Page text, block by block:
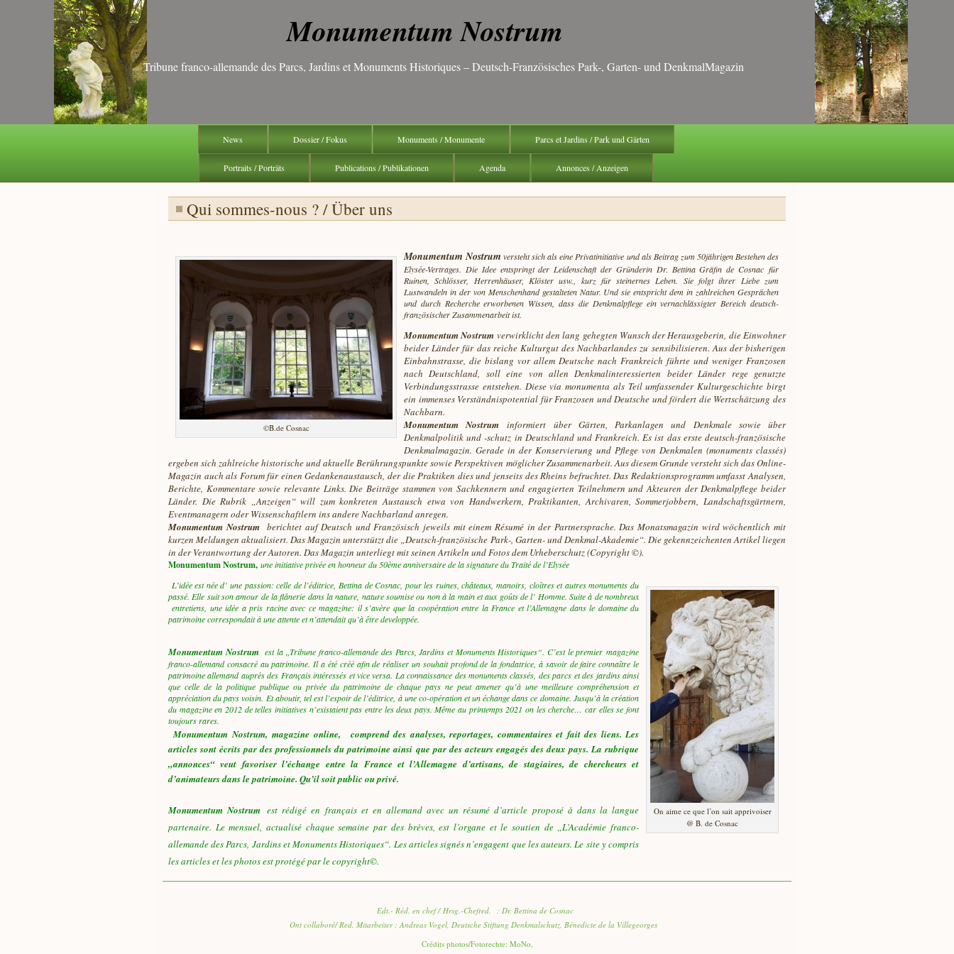
Monumentum Nostrum
Tribune franco-allemande des Parcs, Jardins et Monuments Historiques – Deutsch-Französisches Park-, Garten- und DenkmalMagazin
News Dossier / Fokus Monuments / Monumente Parcs et Jardins / Park und Gärten
Portraits / Porträts Publications / Publikationen Agenda Annonces / Anzeigen
Qui sommes-nous ? / Über uns
©B.de Cosnac
Monumentum Nostrum versteht sich als eine Privatinitiative und als Beitrag zum 50jährigen Bestehen des
Elysée-Vertrages. Die Idee entspringt der Leidenschaft der Gründerin Dr. Bettina Gräfin de Cosnac für
Ruinen, Schlösser, Herrenhäuser, Klöster usw., kurz für steinernes Leben. Sie folgt ihrer Liebe zum
Lustwandeln in der von Menschenhand gestalteten Natur. Und sie entspricht dem in zahlreichen Gesprächen
und durch Recherche erworbenen Wissen, dass die Denkmalpflege ein vernachlässigter Bereich deutsch-
französischer Zusammenarbeit ist.
Monumentum Nostrum verwirklicht den lang gehegten Wunsch der Herausgeberin, die Einwohner
beider Länder für das reiche Kulturgut des Nachbarlandes zu sensibilisieren. Aus der bisherigen
Einbahnstrasse, die bislang vor allem Deutsche nach Frankreich führte und weniger Franzosen
nach Deutschland, soll eine von allen Denkmalinteressierten beider Länder rege genutzte
Verbindungsstrasse entstehen. Diesevia monumenta als Teil umfassender Kulturgeschichte birgt
ein immenses Verständnispotential für Franzosen und Deutsche und fördert die Wertschätzung des
Nachbarn.
Monumentum Nostrum
informiert über Gärten, Parkanlagen und Denkmale sowie über
Denkmalpolitik und -schutz in Deutschland und Frankreich. Es ist das erste deutsch-französische
Denkmalmagazin. Gerade in der Konservierung und Pflege von Denkmalen (monuments classés)
ergeben sich zahlreiche historische und aktuelle Berührungspunkte sowie Perspektiven möglicher Zusammenarbeit. Aus diesem Grunde versteht sich das Online-
Magazin auch als Forum für einen Gedankenaustausch, der die Praktiken dies und jenseits des Rheins befruchtet. Das Redaktionsprogramm umfasst Analysen,
Berichte, Kommentare sowie relevante Links. Die Beiträge stammen von Sachkennern und engagierten Teilnehmern und Akteuren der Denkmalpflege beider
Länder. Die Rubrik „Anzeigen“ will zum konkreten Austausch etwa von Handwerkern, Praktikanten, Archivaren, Sommerjobbern, Landschaftsgärtnern,
Eventmanagern oder Wissenschaftlern ins andere Nachbarland anregen.
Monumentum Nostrum berichtet auf Deutsch und Französisch jeweils mit einem Résumé in der Partnersprache. Das Monatsmagazin wird wöchentlich mit
kurzen Meldungen aktualisiert. Das Magazin unterstützt die „Deutsch-französische Park-, Garten- und Denkmal-Akademie“. Die gekennzeichenten Artikel liegen
in der Verantwortung der Autoren. Das Magazin unterliegt mit seinen Artikeln und Fotos dem Urheberschutz (Copyright ©).
Monumentum Nostrum, une initiative privée en honneur du 50ème anniversaire de la signature du Traité de l’Elysée
On aime ce que l’on sait apprivoiser
@ B. de Cosnac
L’idée est née d’ une passion: celle de l’éditrice, Bettina de Cosnac, pour les ruines, châteaux, manoirs, cloîtres et autres monuments du
passé. Elle suit son amour de la flânerie dans la nature, nature soumise ou non à la main et aux goûts de l’ Homme. Suite à de nombreux
entretiens, une idée a pris racine avec ce magazine: il s’avère que la coopération entre la France et l’Allemagne dans le domaine du
patrimoine correspondait à une attente et n’attendait qu’à être developpée.
Monumentum Nostrum est la „Tribune franco-allemande des Parcs, Jardins et Monuments Historiques“. C’est le premier magazine
franco-allemand consacré au patrimoine. Il a été créé afin de réaliser un souhait profond de la fondatrice, à savoir de faire connaître le
patrimoine allemand auprès des Français intéressés et vice versa. La connaissance des monuments classés, des parcs et des jardins ainsi
que celle de la politique publique ou privée du patrimoine de chaque pays ne peut amener qu’à une meilleure compréhension et
appréciation du pays voisin. Et aboutir, tel est l’espoir de l’éditrice, à une co-opération et un échange dans ce domaine. Jusqu’à la création
du magazine en 2012 de telles initiatives n’existaient pas entre les deux pays. Même au printemps 2021 on les cherche… car elles se font
toujours rares.
Monumentum Nostrum, magazine online,
comprend des analyses, reportages, commentaires et fait des liens. Les
articles sont écrits par des professionnels du patrimoine ainsi que par des acteurs engagés des deux pays. La rubrique
„annonces“ veut favoriser l’échange entre la France et l’Allemagne d’artisans, de stagiaires, de chercheurs et
d’animateurs dans le patrimoine. Qu’il soit public ou privé.
Monumentum Nostrum est rédigé en français et en allemand avec un résumé d’article proposé à dans la langue
partenaire. Le mensuel, actualisé chaque semaine par des brèves, est l’organe et le soutien de „L’Académie franco-
allemande des Parcs, Jardins et Monuments Historiques“. Les articles signés n’engagent que les auteurs. Le site y compris
les articles et les photos est protégé par le copyright©.
Edt.- Réd. en chef / Hrsg.-Chefred. : Dr. Bettina de Cosnac
Ont collaboré/ Red. Mitarbeiter : Andreas Vogel, Deutsche Stiftung Denkmalschutz, Bénedicte de la Villegeorges
Crédits photos/Fotorechte: MoNo,